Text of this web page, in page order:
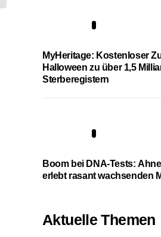
MyHeritage: Kostenloser
Halloween zu über 1,5
Sterberegistern
Boom bei DNA-Tests:
erlebt rasant wachsenden
Aktuelle Themen